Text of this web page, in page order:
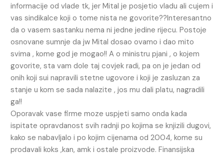
informacije od vlade tk, jer Mital je posjetio vladu ali cujem i
vas sindikalce koji o tome nista ne govorite??Interesantno
da o vasem sastanku nema ni jedne jedine rijecu. Postoje
osnovane sumnje da jw Mital dosao ovamo i dao mito
svima , kome god je mogao!! A o ministru pjani , o kojem
govorite, sta vam dole taj covjek radi, pa on je jedan od
onih koji sui napravili stetne ugovore i koji je zasluzan za
stanje u kom se sada nalazite , jos mu dali platu, nagradili
ga!!
Oporavak vase firme moze uspjeti samo onda kada
ispitate opravdanost svih radnji po kojima se knjizili dugovi,
kako se nabavljalo i po kojim cijenama od 2004, kome su
prodavali koks ,kan, amk i ostale proizvode. Finansijska